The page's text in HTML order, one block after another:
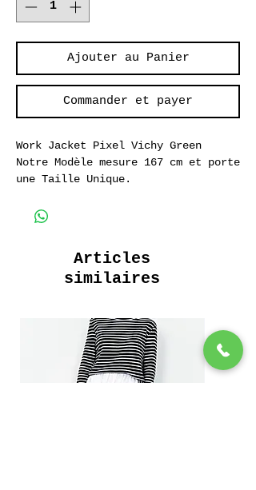
Ajouter au Panier
Commander et payer
Work Jacket Pixel Vichy Green
Notre Modèle mesure 167 cm et porte
une Taille Unique.
Poches Plaquées
Work Jacket
Patch Pockets
Articles
similaires